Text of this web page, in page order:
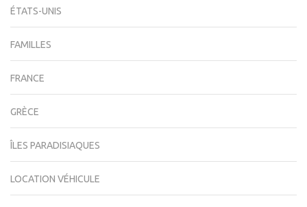
ÉTATS-UNIS
FAMILLES
FRANCE
GRÈCE
ÎLES PARADISIAQUES
LOCATION VÉHICULE